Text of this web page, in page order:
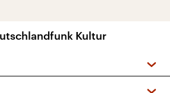
Kultur